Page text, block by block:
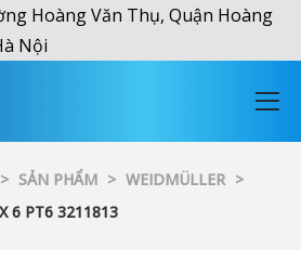
Hoàng Văn Thụ, Quận Hoàng
Nội
> SẢN PHẨM > WEIDMÜLLER >
6 PT6 3211813